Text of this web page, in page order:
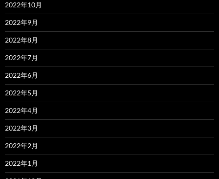
2022年10月
2022年9月
2022年8月
2022年7月
2022年6月
2022年5月
2022年4月
2022年3月
2022年2月
2022年1月